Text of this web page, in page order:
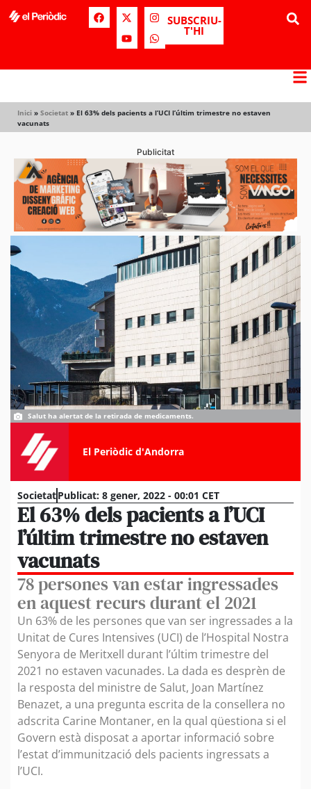
SUBSCRIU-
T'HI
Inici » Societat » El 63% dels pacients a l’UCI l’últim trimestre no estaven
vacunats
Publicitat
Salut ha alertat de la retirada de medicaments.
El Periòdic d'Andorra
SocietatPublicat: 8 gener, 2022 - 00:01 CET
El 63% dels pacients a l’UCI
l’últim trimestre no estaven
vacunats
78 persones van estar ingressades
en aquest recurs durant el 2021
Un 63% de les persones que van ser ingressades a la
Unitat de Cures Intensives (UCI) de l’Hospital Nostra
Senyora de Meritxell durant l’últim trimestre del
2021 no estaven vacunades. La dada es desprèn de
la resposta del ministre de Salut, Joan Martínez
Benazet, a una pregunta escrita de la consellera no
adscrita Carine Montaner, en la qual qüestiona si el
Govern està disposat a aportar informació sobre
l’estat d’immunització dels pacients ingressats a
l’UCI.